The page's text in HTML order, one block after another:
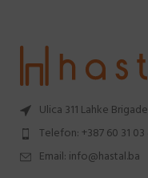
Ulica 311 Lahke
Telefon: +387 60 31 03
Email: info@hastal.ba